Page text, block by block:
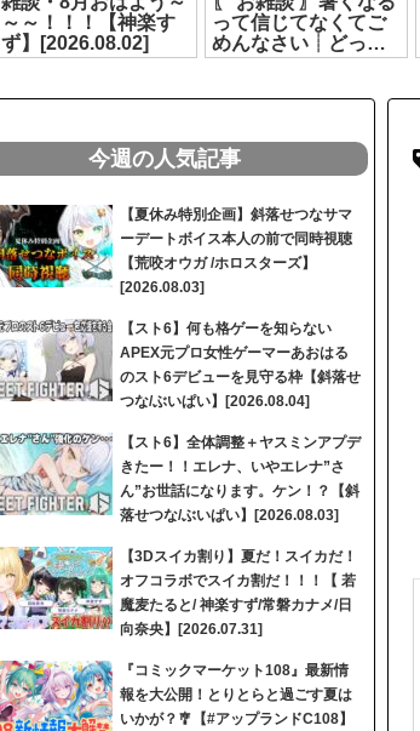
～～！！！【神楽す
ず】[2026.08.02]
って信じてなくてご
めんなさい┊どっと
ライブ #ヤマトイオ
今週の人気記事
【夏休み特別企画】斜落せつなサマ
ーデートボイス本人の前で同時視聴
【荒咬オウガ /ホロスターズ】
[2026.08.03]
【スト6】何も格ゲーを知らない
APEX元プロ女性ゲーマーあおはる
のスト6デビューを見守る枠【斜落せ
つな/ぶいぱい】[2026.08.04]
【スト6】全体調整＋ヤスミンアプデ
きたー！！エレナ、いやエレナ”さ
ん”お世話になります。ケン！？【斜
落せつな/ぶいぱい】[2026.08.03]
【3Dスイカ割り】夏だ！スイカだ！
オフコラボでスイカ割だ！！！【 若
魔麦たると/ 神楽すず/常磐カナメ/日
向奈央】[2026.07.31]
『コミックマーケット108』最新情
報を大公開！とりとらと過ごす夏は
いかが？🎐【#アップランドC108】